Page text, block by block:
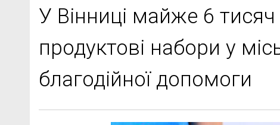
У Вінниці майже 6
продуктові набори у
благодійної допомоги